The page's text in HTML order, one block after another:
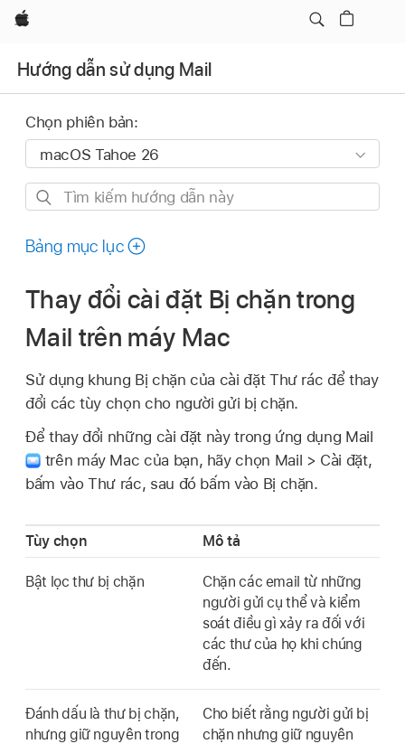
Apple
Hướng dẫn sử dụng Mail
Chọn phiên bản:
Tìm
hướng
này
Bảng mục lục
Thay đổi cài đặt Bị chặn trong
Mail trên máy Mac
Sử dụng khung Bị chặn của cài đặt Thư rác để thay
đổi các tùy chọn cho người gửi bị chặn.
Để thay đổi những cài đặt này trong ứng dụng Mail
trên máy Mac của bạn, hãy chọn Mail > Cài đặt,
bấm vào Thư rác, sau đó bấm vào Bị chặn.
Tùy chọn Mô tả
Bật lọc thư bị chặn
Chặn các email từ những
người gửi cụ thể và kiểm
soát điều gì xảy ra đối với
các thư của họ khi chúng
đến.
Đánh dấu là thư bị chặn,
nhưng giữ nguyên trong
Cho biết rằng người gửi bị
chặn nhưng giữ nguyên